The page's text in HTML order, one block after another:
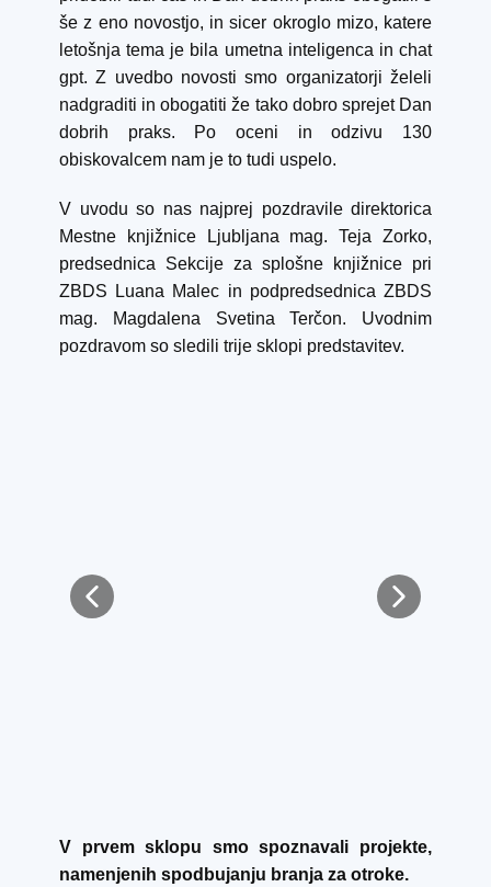
še z eno novostjo, in sicer okroglo mizo, katere
letošnja tema je bila umetna inteligenca in chat
gpt. Z uvedbo novosti smo organizatorji želeli
nadgraditi in obogatiti že tako dobro sprejet Dan
dobrih praks. Po oceni in odzivu 130
obiskovalcem nam je to tudi uspelo.
V uvodu so nas najprej pozdravile direktorica
Mestne knjižnice Ljubljana mag. Teja Zorko,
predsednica Sekcije za splošne knjižnice pri
ZBDS Luana Malec in podpredsednica ZBDS
mag. Magdalena Svetina Terčon. Uvodnim
pozdravom so sledili trije sklopi predstavitev.
V prvem sklopu smo spoznavali projekte,
namenjenih spodbujanju branja za otroke.